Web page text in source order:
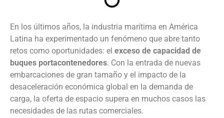
En los últimos años, la industria marítima en América
Latina ha experimentado un fenómeno que abre tanto
retos como oportunidades: el exceso de capacidad de
buques portacontenedores. Con la entrada de nuevas
embarcaciones de gran tamaño y el impacto de la
desaceleración económica global en la demanda de
carga, la oferta de espacio supera en muchos casos las
necesidades de las rutas comerciales.